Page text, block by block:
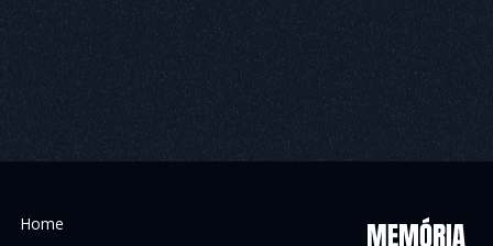
Home